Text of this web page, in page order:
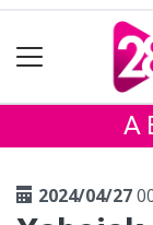
2024/04/27